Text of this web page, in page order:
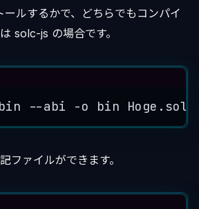
ルするかで、どちらでもコンパイ
solc-js の場合です。
--abi -o bin Hoge.sol
ファイルができます。